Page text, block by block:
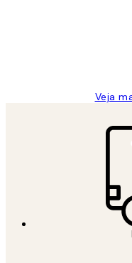
Veja